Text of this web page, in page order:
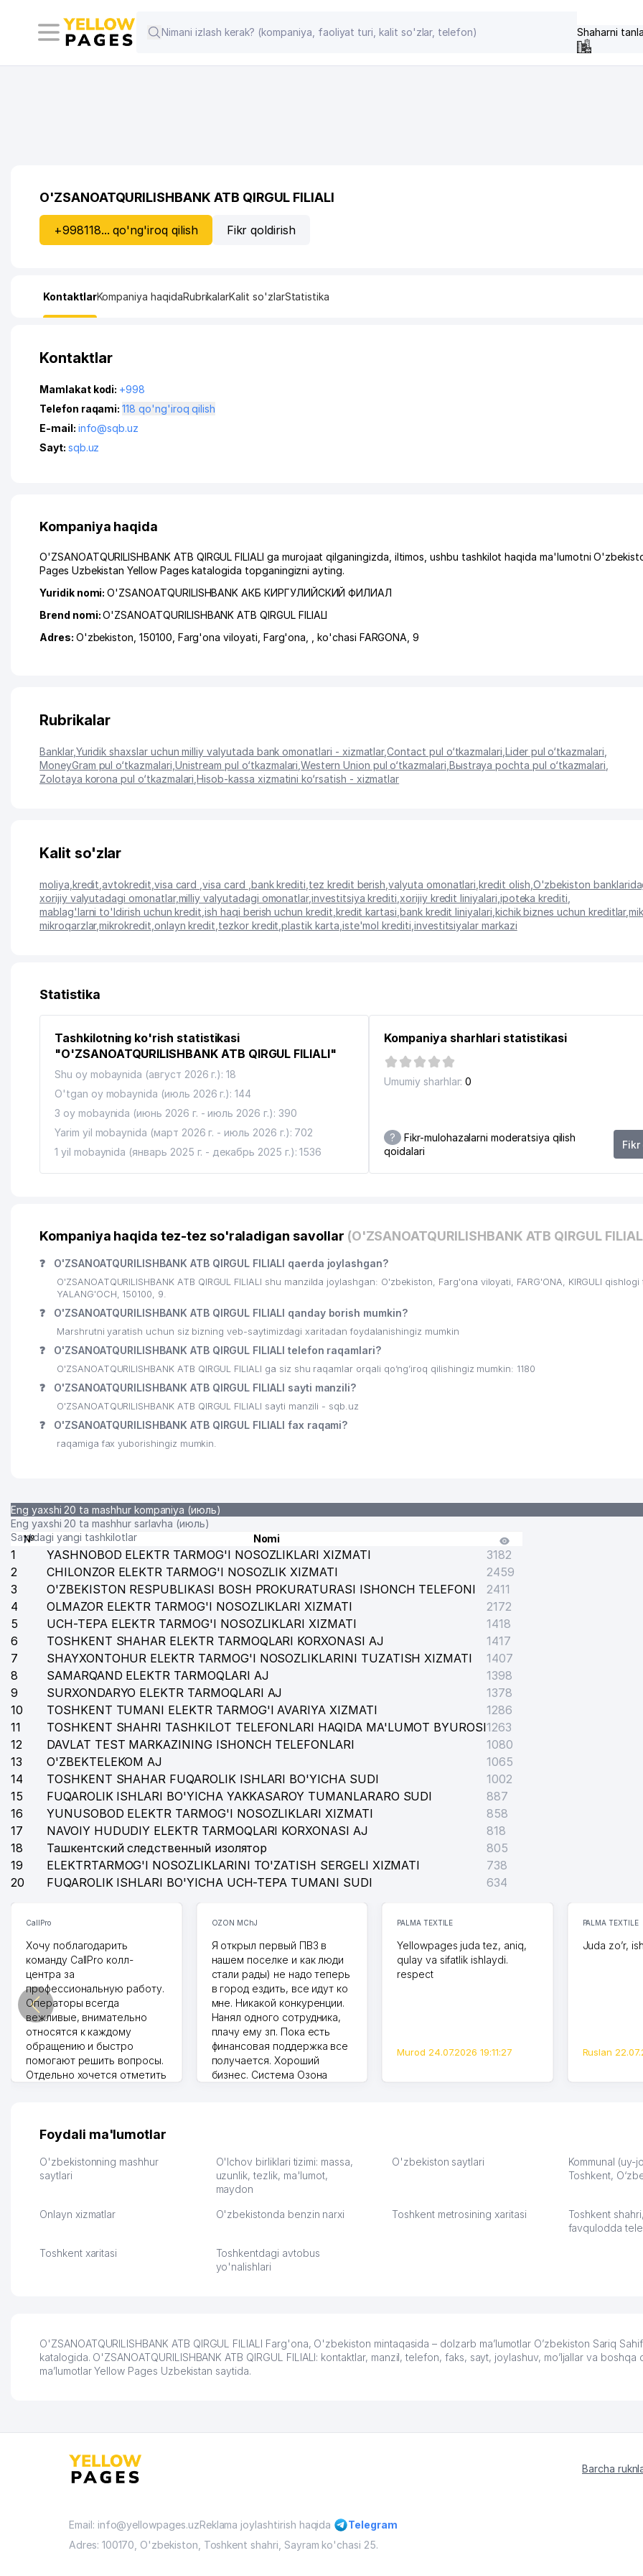
Shaharni
O'ZSANOATQURILISHBANK ATB QIRGUL FILIALI
+998118... qo'ng'iroq qilish Fikr qoldirish
KontaktlarKompaniya haqidaRubrikalarKalit so'zlarStatistika
Kontaktlar
Mamlakat kodi: +998
Telefon raqami:118 qo'ng'iroq qilish
E-mail: info@sqb.uz
Sayt: sqb.uz
Kompaniya haqida
O'ZSANOATQURILISHBANK ATB QIRGUL FILIALI ga murojaat qilganingizda, iltimos, ushbu tashkilot haqida ma'lumotni
Pages Uzbekistan Yellow Pages katalogida topganingizni ayting.
Yuridik nomi:O'ZSANOATQURILISHBANK АКБ КИРГУЛИЙСКИЙ ФИЛИАЛ
Brend nomi:O'ZSANOATQURILISHBANK ATB QIRGUL FILIALI
Adres: O'zbekiston, 150100, Farg'ona viloyati Farg'ona ,ko'chasi FARGONA , 9
Rubrikalar
Banklar,Yuridik shaxslar uchun milliy valyutada bank omonatlari - xizmatlar,Contact pul o‘tkazmalari Lider pul o‘tkazmalari
MoneyGram pul o‘tkazmalari Unistream pul o‘tkazmalari ,Western Union pul o‘tkazmalari Bыstraya pochta pul o‘tkazmalari
Zolotaya korona pul o‘tkazmalari ,Hisob-kassa xizmatini ko‘rsatish - xizmatlar
Kalit so'zlar
moliya kredit ,avtokredit visa card ,visa card bank krediti tez kredit berish ,valyuta omonatlari ,kredit olish O'zbekiston
xorijiy valyutadagi omonatlar,milliy valyutadagi omonatlar,investitsiya krediti xorijiy kredit liniyalari ipoteka krediti
mablag'larni to'ldirish uchun kredit ,ish haqi berish uchun kredit kredit kartasi bank kredit liniyalari kichik biznes uchun kreditlar,
mikroqarzlar,mikrokredit onlayn kredit tezkor kredit ,plastik karta iste'mol krediti investitsiyalar markazi
Statistika
Tashkilotning ko'rish statistikasi
"O'ZSANOATQURILISHBANK ATB QIRGUL FILIALI"
Shu oy mobaynida (август 2026 г.): 18
O'tgan oy mobaynida (июль 2026 г.): 144
3 oy mobaynida (июнь 2026 г. - июль 2026 г.): 390
Yarim yil mobaynida (март 2026 г. - июль 2026 г.): 702
1 yil mobaynida (январь 2025 г. - декабрь 2025 г.): 1536
Kompaniya sharhlari statistikasi
Umumiy sharhlar: 0
?
Fikr-mulohazalarni moderatsiya qilish
qoidalari
Kompaniya haqida tez-tez so'raladigan savollar (O'ZSANOATQURILISHBANK ATB QIRGUL
❓ O'ZSANOATQURILISHBANK ATB QIRGUL FILIALI qaerda joylashgan?
O'ZSANOATQURILISHBANK ATB QIRGUL FILIALI shu manzilda joylashgan: O'zbekiston, Farg'ona viloyati, FARG'ONA, KIRGULI qishlogi
YALANG'OCH, 150100, 9.
❓ O'ZSANOATQURILISHBANK ATB QIRGUL FILIALI qanday borish mumkin?
Marshrutni yaratish uchun siz bizning veb-saytimizdagi xaritadan foydalanishingiz mumkin
❓ O'ZSANOATQURILISHBANK ATB QIRGUL FILIALI telefon raqamlari?
O'ZSANOATQURILISHBANK ATB QIRGUL FILIALI ga siz shu raqamlar orqali qo’ng’iroq qilishingiz mumkin: 1180
❓ O'ZSANOATQURILISHBANK ATB QIRGUL FILIALI sayti manzili?
O'ZSANOATQURILISHBANK ATB QIRGUL FILIALI sayti manzili - sqb.uz
❓ O'ZSANOATQURILISHBANK ATB QIRGUL FILIALI fax raqami?
raqamiga fax yuborishingiz mumkin.
Eng yaxshi 20 ta mashhur kompaniya (июль)
Eng yaxshi 20 ta mashhur sarlavha (июль)
Saytdagi yangi tashkilotlar
№ Nomi
1 YASHNOBOD ELEKTR TARMOG'I NOSOZLIKLARI XIZMATI
3182
2
CHILONZOR ELEKTR TARMOG'I NOSOZLIK XIZMATI
2459
3
O'ZBEKISTON RESPUBLIKASI BOSH PROKURATURASI ISHONCH TELEFONI
2411
4
OLMAZOR ELEKTR TARMOG'I NOSOZLIKLARI XIZMATI
2172
5
UCH-TEPA ELEKTR TARMOG'I NOSOZLIKLARI XIZMATI
1418
6
TOSHKENT SHAHAR ELEKTR TARMOQLARI KORXONASI AJ
1417
7
SHAYXONTOHUR ELEKTR TARMOG'I NOSOZLIKLARINI TUZATISH XIZMATI
1407
8
SAMARQAND ELEKTR TARMOQLARI AJ
1398
9
SURXONDARYO ELEKTR TARMOQLARI AJ
1378
10
TOSHKENT TUMANI ELEKTR TARMOG'I AVARIYA XIZMATI
1286
11
TOSHKENT SHAHRI TASHKILOT TELEFONLARI HAQIDA MA'LUMOT BYUROSI1263
12
DAVLAT TEST MARKAZINING ISHONCH TELEFONLARI
1080
13
O'ZBEKTELEKOM AJ
1065
14
TOSHKENT SHAHAR FUQAROLIK ISHLARI BO'YICHA SUDI
1002
15
FUQAROLIK ISHLARI BO'YICHA YAKKASAROY TUMANLARARO SUDI
887
16
YUNUSOBOD ELEKTR TARMOG'I NOSOZLIKLARI XIZMATI
858
17
NAVOIY HUDUDIY ELEKTR TARMOQLARI KORXONASI AJ
818
18
Ташкентский следственный изолятор
805
19
ELEKTRTARMOG'I NOSOZLIKLARINI TO'ZATISH SERGELI XIZMATI
738
20
FUQAROLIK ISHLARI BO'YICHA UCH-TEPA TUMANI SUDI 634
CallPro
Хочу поблагодарить
команду CallPro колл-
центра за
профессиональную работу.
Операторы всегда
вежливые, внимательно
относятся к каждому
обращению и быстро
помогают решить вопросы.
Отдельно хочется отметить
их работе значительно
обслуживания клиентов.
Рекомендую этот колл-
Vip Brand 31.07.2026 11:43:39
OZON MChJ
Я открыл первый ПВЗ в
нашем поселке и как люди
стали рады) не надо теперь
в город ездить, все идут ко
мне. Никакой конкуренции.
Нанял одного сотрудника,
плачу ему зп. Пока есть
финансовая поддержка все
получается. Хороший
бизнес. Система Озона
тут у нас уже есть ПВЗ.
Выгодное дело и
спокойное.
PALMA TEXTILE
Yellowpages juda tez, aniq,
qulay va sifatlik ishlaydi.
respect
Murod 24.07.2026 19:11:27
PALMA TEXTILE
Juda zo’r,
Ruslan
Foydali ma'lumotlar
O'zbekistonning mashhur
saytlari
O'lchov birliklari tizimi: massa,
uzunlik, tezlik, ma'lumot,
maydon
O'zbekiston saytlari
Kommunal (uy-
Toshkent,
Onlayn xizmatlar O'zbekistonda benzin narxi Toshkent metrosining xaritasi
Toshkent
favqulodda
Toshkent xaritasi
Toshkentdagi avtobus
yo'nalishlari
O'ZSANOATQURILISHBANK ATB QIRGUL FILIALI Farg'ona, O'zbekiston mintaqasida – dolzarb ma’lumotlar O’zbekiston Sariq
katalogida. O'ZSANOATQURILISHBANK ATB QIRGUL FILIALI: kontaktlar, manzil, telefon, faks, sayt, joylashuv, mo’ljallar va boshqa
ma’lumotlar Yellow Pages Uzbekistan saytida.
Barcha
Email: info@yellowpages.uzReklama joylashtirish haqida
Telegram
Adres: 100170, O'zbekiston, Toshkent shahri, Sayram ko'chasi 25.